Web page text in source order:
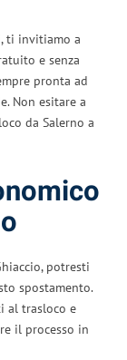
ti invitiamo a
e senza
pronta ad
Non esitare a
da Salerno a
potresti
spostamento.
al trasloco e
il processo in